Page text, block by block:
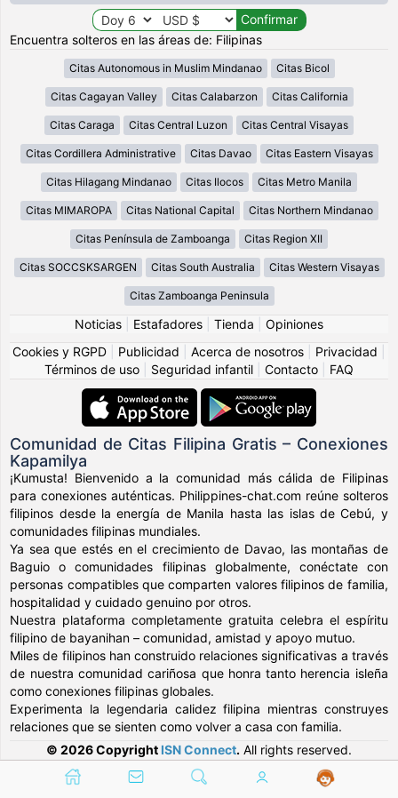
Encuentra solteros en las áreas de: Filipinas
Citas Autonomous in Muslim Mindanao Citas Bicol
Citas Cagayan Valley Citas Calabarzon Citas California
Citas Caraga Citas Central Luzon Citas Central Visayas
Citas Cordillera Administrative Citas Davao Citas Eastern Visayas
Citas Hilagang Mindanao Citas Ilocos Citas Metro Manila
Citas MIMAROPA Citas National Capital Citas Northern Mindanao
Citas Península de Zamboanga Citas Region XII
Citas SOCCSKSARGEN Citas South Australia Citas Western Visayas
Citas Zamboanga Peninsula
Noticias Estafadores Tienda
Opiniones
Cookies y RGPD
Publicidad Acerca de nosotros Privacidad
Términos de uso
Seguridad infantil Contacto FAQ
Comunidad de Citas Filipina Gratis – Conexiones
Kapamilya
¡Kumusta! Bienvenido a la comunidad más cálida de Filipinas
para conexiones auténticas. Philippines-chat.com reúne solteros
filipinos desde la energía de Manila hasta las islas de Cebú, y
comunidades filipinas mundiales.
Ya sea que estés en el crecimiento de Davao, las montañas de
Baguio o comunidades filipinas globalmente, conéctate con
personas compatibles que comparten valores filipinos de familia,
hospitalidad y cuidado genuino por otros.
Nuestra plataforma completamente gratuita celebra el espíritu
filipino de bayanihan – comunidad, amistad y apoyo mutuo.
Miles de filipinos han construido relaciones significativas a través
de nuestra comunidad cariñosa que honra tanto herencia isleña
como conexiones filipinas globales.
Experimenta la legendaria calidez filipina mientras construyes
relaciones que se sienten como volver a casa con familia.
© 2026 Copyright ISN Connect. All rights reserved.